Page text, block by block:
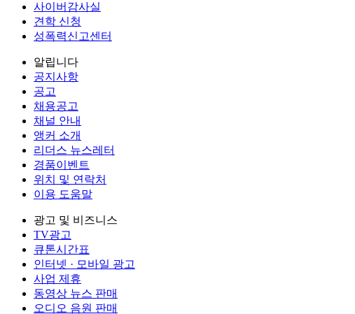
사이버감사실
견학 신청
성폭력신고센터
알립니다
공지사항
공고
채용공고
채널 안내
앵커 소개
리더스 뉴스레터
경품이벤트
위치 및 연락처
이용 도움말
광고 및 비즈니스
TV광고
큐톤시간표
인터넷 · 모바일 광고
사업 제휴
동영상 뉴스 판매
오디오 음원 판매